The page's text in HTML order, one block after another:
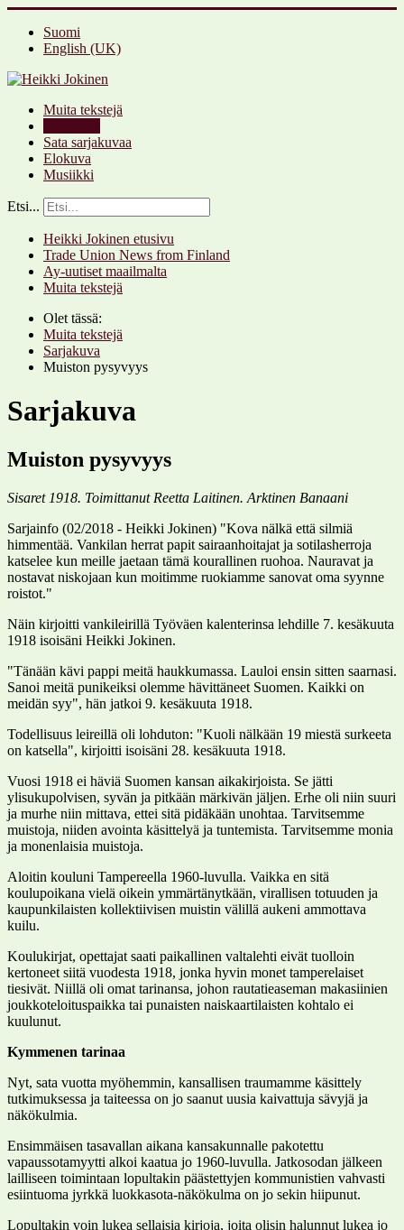
Suomi
English (UK)
Muita tekstejä
Sata sarjakuvaa
Elokuva
Musiikki
Etsi...
Heikki Jokinen etusivu
Trade Union News from Finland
Ay-uutiset maailmalta
Muita tekstejä
Olet tässä:
Muita tekstejä
Sarjakuva
Muiston pysyvyys
Sarjakuva
Muiston pysyvyys
Sisaret 1918. Toimittanut Reetta Laitinen. Arktinen Banaani
Sarjainfo (02/2018 - Heikki Jokinen) "Kova nälkä että silmiä
himmentää. Vankilan herrat papit sairaanhoitajat ja sotilasherroja
katselee kun meille jaetaan tämä kourallinen ruohoa. Nauravat ja
nostavat niskojaan kun moitimme ruokiamme sanovat oma syynne
roistot."
Näin kirjoitti vankileirillä Työväen kalenterinsa lehdille 7. kesäkuuta
1918 isoisäni Heikki Jokinen.
"Tänään kävi pappi meitä haukkumassa. Lauloi ensin sitten saarnasi.
Sanoi meitä punikeiksi olemme hävittäneet Suomen. Kaikki on
meidän syy", hän jatkoi 9. kesäkuuta 1918.
Todellisuus leireillä oli lohduton: "Kuoli nälkään 19 miestä surkeeta
on katsella", kirjoitti isoisäni 28. kesäkuuta 1918.
Vuosi 1918 ei häviä Suomen kansan aikakirjoista. Se jätti
ylisukupolvisen, syvän ja pitkään märkivän jäljen. Erhe oli niin suuri
ja murhe niin mittava, ettei sitä pidäkään unohtaa. Tarvitsemme
muistoja, niiden avointa käsittelyä ja tuntemista. Tarvitsemme monia
ja monenlaisia muistoja.
Aloitin kouluni Tampereella 1960-luvulla. Vaikka en sitä
koulupoikana vielä oikein ymmärtänytkään, virallisen totuuden ja
kaupunkilaisten kollektiivisen muistin välillä aukeni ammottava
kuilu.
Koulukirjat, opettajat saati paikallinen valtalehti eivät tuolloin
kertoneet siitä vuodesta 1918, jonka hyvin monet tamperelaiset
tiesivät. Niillä oli omat tarinansa, johon rautatieaseman makasiinien
joukkoteloituspaikka tai punaisten naiskaartilaisten kohtalo ei
kuulunut.
Kymmenen tarinaa
Nyt, sata vuotta myöhemmin, kansallisen traumamme käsittely
tutkimuksessa ja taiteessa on jo saanut uusia kaivattuja sävyjä ja
näkökulmia.
Ensimmäisen tasavallan aikana kansakunnalle pakotettu
vapaussotamyytti alkoi kaatua jo 1960-luvulla. Jatkosodan jälkeen
lailliseen toimintaan lopultakin päästettyjen kommunistien vahvasti
esiintuoma jyrkkä luokkasota-näkökulma on jo sekin hiipunut.
Lopultakin voin lukea sellaisia kirjoja, joita olisin halunnut lukea jo